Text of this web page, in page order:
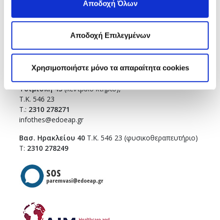
Αποδοχή Όλων
Αποδοχή Επιλεγμένων
Χρησιμοποιήστε μόνο τα απαραίτητα cookies
T.:210 7264700
Τ.Κ. 115 28
ΘΕΣΣΑΛΟΝΙΚΗ
Τσιμισκή 43(κεντρικό κτήριο),
Τ.Κ. 546 23
T.: 2310 278271
infothes@edoeap.gr
Βασ. Ηρακλείου 40 Τ.Κ. 546 23 (φυσικοθεραπευτήριο)
Τ: 2310 278249